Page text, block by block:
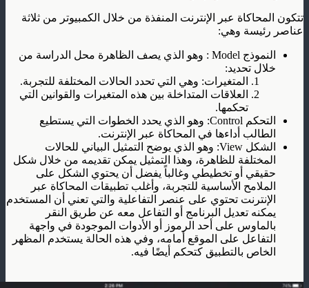
تتكون المحاكاة عبر الإنترنت المنفذة من خلال الكمبيوتر من ثلاثة
عناصر رئيسة وهي:
النموذج Model : وهو الذي يصف الظاهرة محل الدراسة من
خلال تحديد:
المتغيرات: وهي التي تحدد الحالات المختلفة للتجربة.
العلاقات المتداخلة بين هذه المتغيرات والقوانين التي
تحكمها.
التحكم Control: وهو الذي يحدد الخطوات التي يستطيع
الطالب أداءها في المحاكاة عبر الإنترنت.
الشكل View: وهو الذي يوضح التمثيل البياني للحالات
المختلفة للظاهرة، وهذا التمثيل يمكن تقديمه من خلال شكل
حقيقي أو تخطيطي وغالباً يفضل أن يحتوي الشكل على
الملامح الأساسية للتجربة، وأغلب تطبيقات المحاكاة عبر
الإنترنت تحتوي على عنصر التفاعلية والتي تعني أن المستخدم
يمكنه تعديل البرنامج أو التفاعل معه عن طريق النقر
بالماوس على أحد الرموز أو الأدوات الموجودة في واجهة
التفاعل على الموقع أمامه، وفي هذه الحالة يستخدم المظهر
الخاص بالتطبيق كتحكم أيضًا فيه.